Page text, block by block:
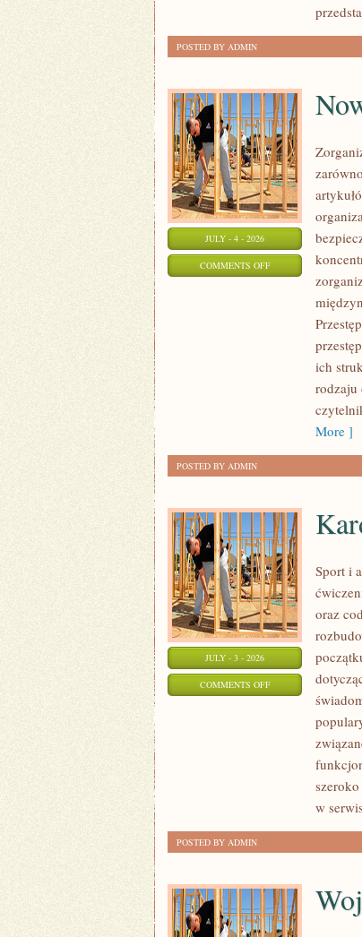
POSTED BY ADMIN
JULY - 4 - 2026
COMMENTS OFFON
NOWOCZESNA
PRZESTĘPCZOŚĆ
ich
rodzaju
More ]
POSTED BY ADMIN
JULY - 3 - 2026
COMMENTS OFFON
WYTRZYMAŁOŚĆ
Sport i
oraz
w
POSTED BY ADMIN